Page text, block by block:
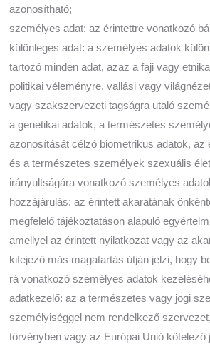
azonosítható;
személyes adat: az érintettre vonatkozó
különleges adat: a személyes adatok
tartozó minden adat, azaz a faji vagy
politikai véleményre, vallási vagy
vagy szakszervezeti tagságra utaló
a genetikai adatok, a természetes
azonosítását célzó biometrikus adatok, az
és a természetes személyek szexuális
irányultságára vonatkozó személyes
hozzájárulás: az érintett akaratának
megfelelő tájékoztatáson alapuló
amellyel az érintett nyilatkozat vagy az
kifejező más magatartás útján jelzi, hogy
rá vonatkozó személyes adatok
adatkezelő: az a természetes vagy jogi
személyiséggel nem rendelkező
törvényben vagy az Európai Unió kötelező